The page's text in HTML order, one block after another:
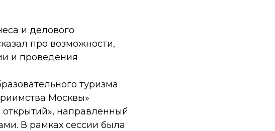
и делового
про возможности,
и проведения
туризма
Москвы»
открытий», направленный
В рамках сессии была